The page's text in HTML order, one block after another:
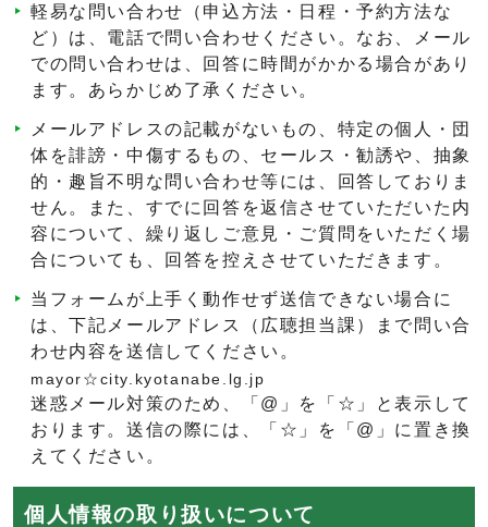
軽易な問い合わせ（申込方法・日程・予約方法な
ど）は、電話で問い合わせください。なお、メール
での問い合わせは、回答に時間がかかる場合があり
ます。あらかじめ了承ください。
メールアドレスの記載がないもの、特定の個人・団
体を誹謗・中傷するもの、セールス・勧誘や、抽象
的・趣旨不明な問い合わせ等には、回答しておりま
せん。また、すでに回答を返信させていただいた内
容について、繰り返しご意見・ご質問をいただく場
合についても、回答を控えさせていただきます。
当フォームが上手く動作せず送信できない場合に
は、下記メールアドレス（広聴担当課）まで問い合
わせ内容を送信してください。
mayor☆city.kyotanabe.lg.jp
迷惑メール対策のため、「@」を「☆」と表示して
おります。送信の際には、「☆」を「@」に置き換
えてください。
個人情報の取り扱いについて